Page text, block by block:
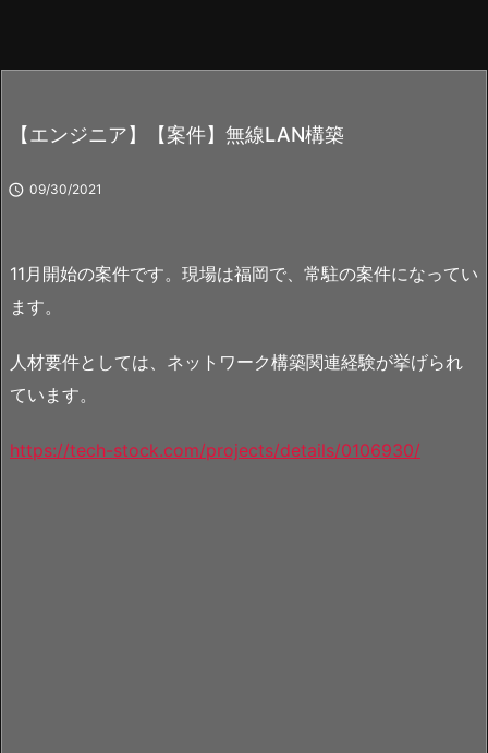
【エンジニア】【案件】無線LAN構築
 09/30/2021
11月開始の案件です。現場は福岡で、常駐の案件になってい
ます。
人材要件としては、ネットワーク構築関連経験が挙げられ
ています。
https://tech-stock.com/projects/details/0106930/